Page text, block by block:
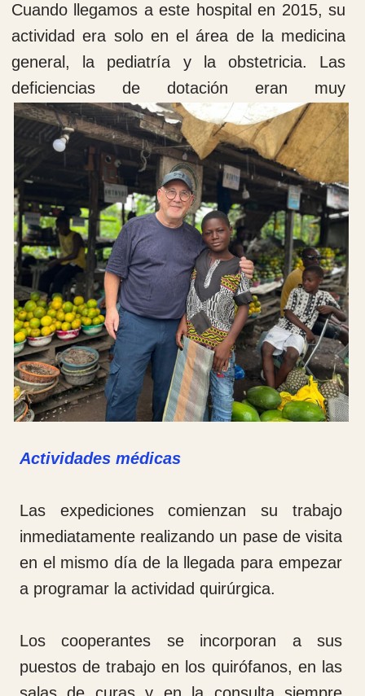
viajamos de vuelta el domingo.
A parte del trabajo asistencial en el hospital
por parte de los cooperantes, se comenzó
la importantísima labor docente. En el
Hospital había un médico cirujano que
atendía toda clase de patologías de cirugía
general, así como partos y cesáreas, el Dr.
Lionel Nges. Posteriormente se han
incorporado el Dr. Alain Say y el Dr.
Yannick.Todos ellos han seguido un proceso
de formación en cirugía ortopédica y
traumatología.
La COT es una especialidad muy exigente
especialmente por el hecho de que los
recuperación y durante esos periodos es
necesario hacerun seguimiento.
médicos, también con las enfermeras y
enfermeros instrumentistas enseñándoles
las técnicas propias de nuestra